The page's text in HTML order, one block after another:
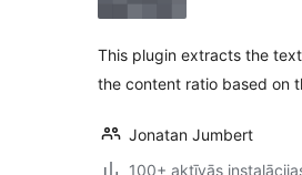
This plugin extracts the
the content ratio based on
Jonatan Jumbert
100+ aktīvās